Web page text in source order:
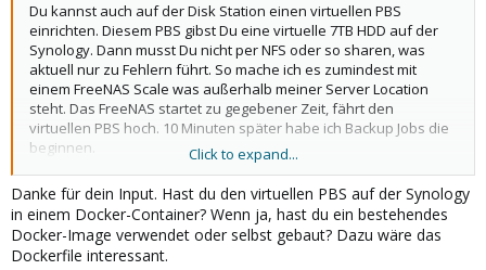
Du kannst auch auf der Disk Station einen virtuellen PBS
einrichten. Diesem PBS gibst Du eine virtuelle 7TB HDD auf der
Synology. Dann musst Du nicht per NFS oder so sharen, was
aktuell nur zu Fehlern führt. So mache ich es zumindest mit
einem FreeNAS Scale was außerhalb meiner Server Location
steht. Das FreeNAS startet zu gegebener Zeit, fährt den
virtuellen PBS hoch. 10 Minuten später habe ich Backup Jobs die
beginnen.
Aktuell arbeite ich gerade an einem Script, was nach
erfolgreichem Backup per SSH den virtuellen PBS und dann das
FreeNAS System runterfährt.
Click to expand...
Danke für dein Input. Hast du den virtuellen PBS auf der Synology
in einem Docker-Container? Wenn ja, hast du ein bestehendes
Docker-Image verwendet oder selbst gebaut? Dazu wäre das
Dockerfile interessant.